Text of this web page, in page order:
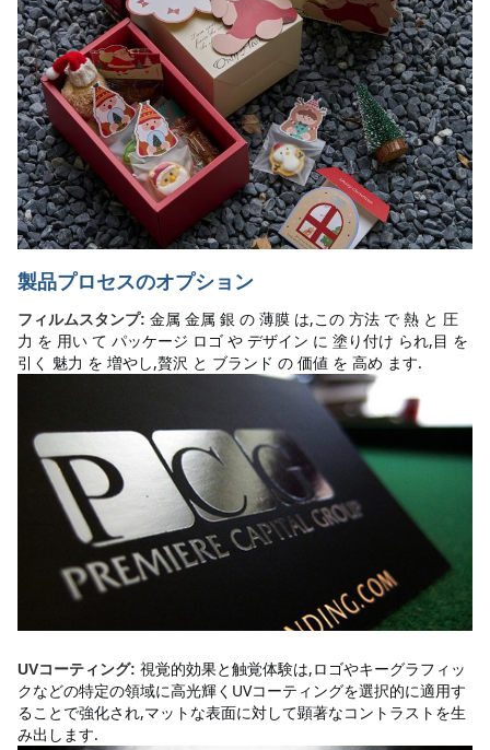
製品プロセスのオプション
フィルムスタンプ: 金属 金属 銀 の 薄膜 は,この 方法 で 熱 と 圧
力 を 用い て パッケージ ロゴ や デザイン に 塗り付け られ,目 を
引く 魅力 を 増やし,贅沢 と ブランド の 価値 を 高め ます.
UVコーティング: 視覚的効果と触覚体験は,ロゴやキーグラフィッ
クなどの特定の領域に高光輝くUVコーティングを選択的に適用す
ることで強化され,マットな表面に対して顕著なコントラストを生
み出します.